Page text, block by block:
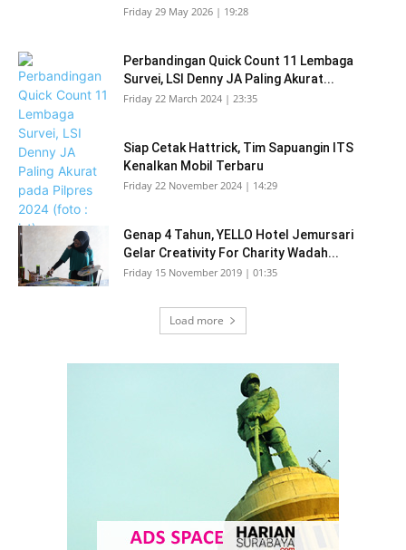
Friday 29 May 2026 | 19:28
Perbandingan Quick Count 11 Lembaga
Survei, LSI Denny JA Paling Akurat...
Friday 22 March 2024 | 23:35
Siap Cetak Hattrick, Tim Sapuangin ITS
Kenalkan Mobil Terbaru
Friday 22 November 2024 | 14:29
Genap 4 Tahun, YELLO Hotel Jemursari
Gelar Creativity For Charity Wadah...
Friday 15 November 2019 | 01:35
Load more